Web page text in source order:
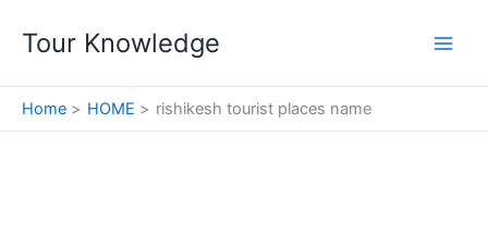
Tour Knowledge
Home HOME rishikesh tourist places name